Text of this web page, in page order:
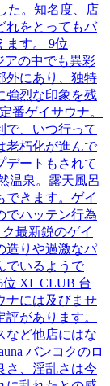
た。知名度、店
れをとってもバ
ます。 9位
アの中でも異彩
外にあり、独特
強烈な印象を残
番ゲイサウナ。
で、いつ行って
老朽化が進んで
デートもされて
温泉。露天風呂
できます。ゲイ
でハッテン行為
最新鋭のゲイ
造りや過激なパ
でいるようで
XL CLUB 台
ナには及びませ
があります。
など他店にはな
バンコクのロ
さ、淫乱さは今